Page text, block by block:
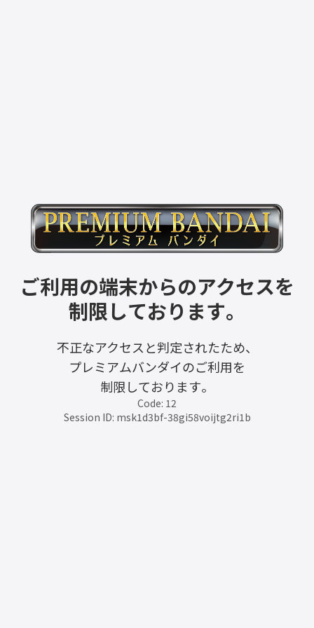
ご利用の端末からのアクセスを
制限しております。
不正なアクセスと判定されたため、
プレミアムバンダイのご利用を
制限しております。
Code: 12
Session ID: msk1d3bf-38gi58voijtg2ri1b